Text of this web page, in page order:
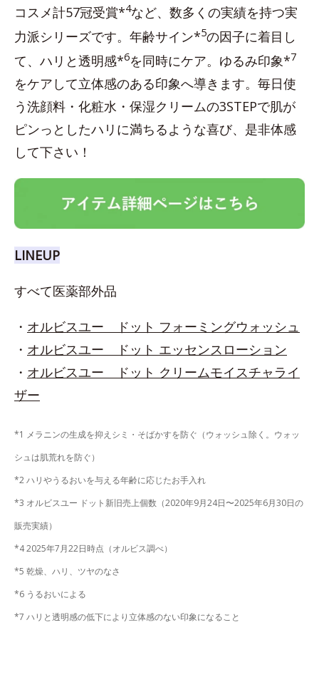
コスメ計57冠受賞*4など、数多くの実績を持つ実
力派シリーズです。年齢サイン*5の因子に着目し
て、ハリと透明感*6を同時にケア。ゆるみ印象*7
をケアして立体感のある印象へ導きます。毎日使
う洗顔料・化粧水・保湿クリームの3STEPで肌が
ピンっとしたハリに満ちるような喜び、是非体感
して下さい！
LINEUP
すべて医薬部外品
・ オルビスユー ドット フォーミングウォッシュ
・ オルビスユー ドット エッセンスローション
・ オルビスユー ドット クリームモイスチャライ
ザー
*1 メラニンの生成を抑えシミ・そばかすを防ぐ（ウォッシュ除く。ウォッ
シュは肌荒れを防ぐ）
*2 ハリやうるおいを与える年齢に応じたお手入れ
*3 オルビスユー ドット新旧売上個数（2020年9月24日〜2025年6月30日の
販売実績）
*4 2025年7月22日時点（オルビス調べ）
*5 乾燥、ハリ、ツヤのなさ
*6 うるおいによる
*7 ハリと透明感の低下により立体感のない印象になること